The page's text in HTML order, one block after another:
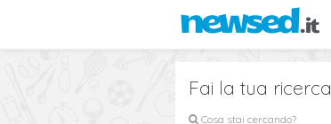
Fai la tua ricerca
Cosa stai cercando?